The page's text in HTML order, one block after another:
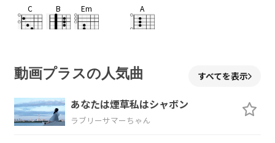
C B Em A
C B C B
C B
動画プラスの人気曲 すべてを表示
あなたは煙草私はシャボン
ラブリーサマーちゃん